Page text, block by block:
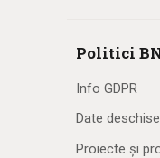
Politici
Info GDPR
Date deschise
Proiecte și